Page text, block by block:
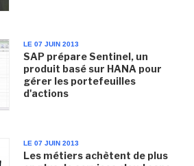
LE 07 JUIN 2013
SAP prépare Sentinel, un
produit basé sur HANA pour
gérer les portefeuilles
d'actions
LE 07 JUIN 2013
Les métiers achètent de plus